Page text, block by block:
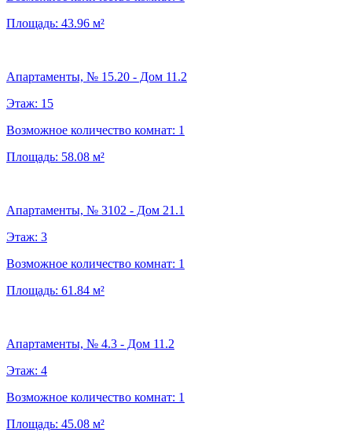
Площадь: 43.96 м²
Апартаменты, № 15.20 - Дом 11.2
Этаж: 15
Возможное количество комнат: 1
Площадь: 58.08 м²
Апартаменты, № 3102 - Дом 21.1
Этаж: 3
Возможное количество комнат: 1
Площадь: 61.84 м²
Апартаменты, № 4.3 - Дом 11.2
Этаж: 4
Возможное количество комнат: 1
Площадь: 45.08 м²